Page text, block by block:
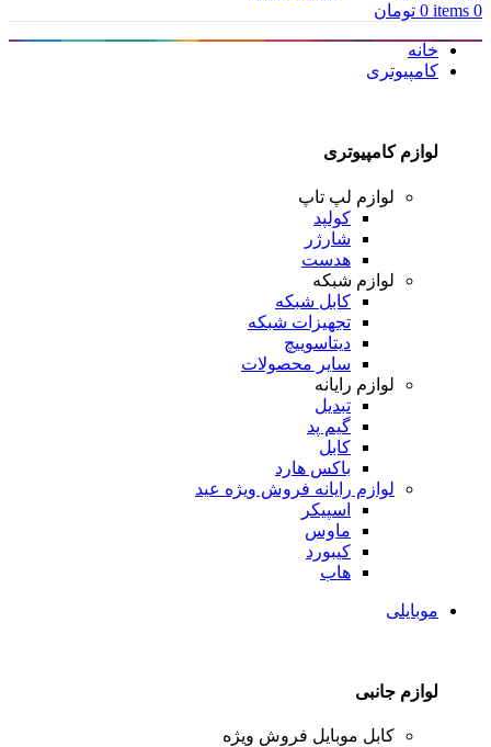
0
items
0 تومان
خانه
کامپیوتری
لوازم کامپیوتری
لوازم لپ تاپ
کولپد
شارژر
هدست
لوازم شبکه
کابل شبکه
تجهیزات شبکه
دیتاسوییچ
سایر محصولات
لوازم رایانه
تبدیل
گیم پد
کابل
باکس هارد
لوازم رایانه فروش ویژه عید
اسپیکر
ماوس
کیبورد
هاب
موبایلی
لوازم جانبی
کابل موبایل فروش ویژه